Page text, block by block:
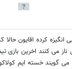
کرده اقایون
گویند خسته ایم